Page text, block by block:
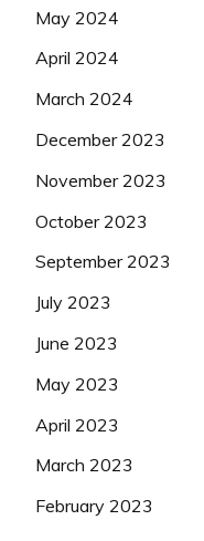
May 2024
April 2024
March 2024
December 2023
November 2023
October 2023
September 2023
July 2023
June 2023
May 2023
April 2023
March 2023
February 2023